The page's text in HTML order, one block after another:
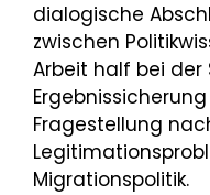
dialogische
zwischen
Arbeit half bei
Fragestellung
Migrationspolitik.